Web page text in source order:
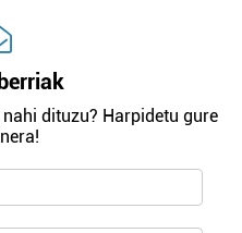
dituzu? Harpidetu gure